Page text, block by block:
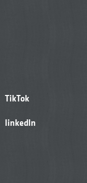
TikTok
linkedIn